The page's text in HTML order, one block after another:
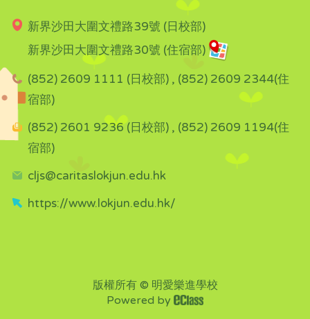
新界沙田大圍文禮路39號 (日校部)
新界沙田大圍文禮路30號 (住宿部)
(852) 2609 1111 (日校部) , (852) 2609 2344(住
宿部)
(852) 2601 9236 (日校部) , (852) 2609 1194(住
宿部)
cljs@caritaslokjun.edu.hk
https://www.lokjun.edu.hk/
版權所有 © 明愛樂進學校
Powered by